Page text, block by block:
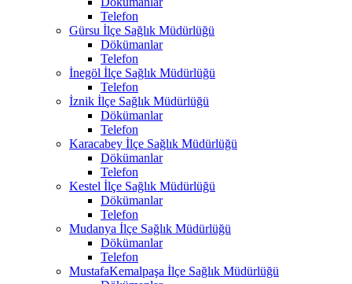
Telefon
Gürsu İlçe Sağlık Müdürlüğü
Dökümanlar
Telefon
İnegöl İlçe Sağlık Müdürlüğü
Telefon
İznik İlçe Sağlık Müdürlüğü
Dökümanlar
Telefon
Karacabey İlçe Sağlık Müdürlüğü
Dökümanlar
Telefon
Kestel İlçe Sağlık Müdürlüğü
Dökümanlar
Telefon
Mudanya İlçe Sağlık Müdürlüğü
Dökümanlar
Telefon
MustafaKemalpaşa İlçe Sağlık Müdürlüğü